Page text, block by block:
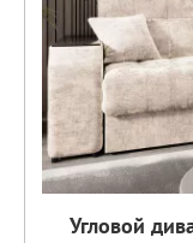
Угловой